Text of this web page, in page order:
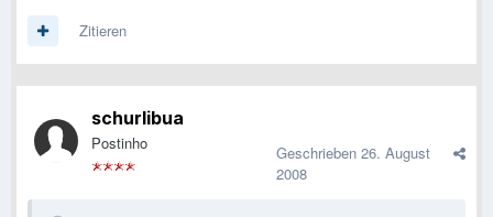
Zitieren
schurlibua
Postinho Geschrieben 26. August
2008